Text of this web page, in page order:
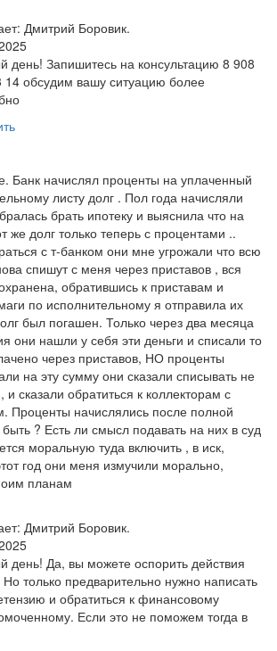
Дмитрий Боровик.
день! Запишитесь на консультацию 8 908
14 обсудим вашу ситуацию более
Банк начислял проценты на уплаченный
листу долг . Пол года начисляли
брать ипотеку и выяснила что на
же долг только теперь с процентами ..
с т-банком они мне угрожали что всю
спишут с меня через приставов , вся
обратившись к приставам и
по исполнительному я отправила их
был погашен. Только через два месяца
они нашли у себя эти деньги и списали то
через приставов, НО проценты
на эту сумму они сказали списывать не
сказали обратиться к коллекторам с
Проценты начислялись после полной
? Есть ли смысл подавать на них в суд
моральную туда включить , в иск,
год они меня измучили морально,
планам
Дмитрий Боровик.
день! Да, вы можете оспорить действия
Но только предварительно нужно написать
и обратиться к финансовому
Если это не поможем тогда в